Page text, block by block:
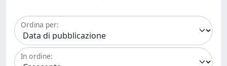
Ordina per:
In ordine: